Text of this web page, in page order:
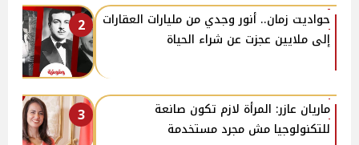
2
حواديت زمان.. أنور وجدي من مليارات العقارات
إلى ملايين عجزت عن شراء الحياة
3
ماريان عازر: المرأة لازم تكون صانعة
للتكنولوجيا مش مجرد مستخدمة